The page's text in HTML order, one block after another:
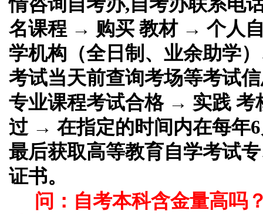
名课程 → 购买 教材 → 个人
学机构（全日制、业余助学
考试当天前查询考场等考试
专业课程考试合格 → 实践
过 → 在指定的时间内在每年
最后获取高等教育自学考试
证书。
问：自考本科含金量高吗